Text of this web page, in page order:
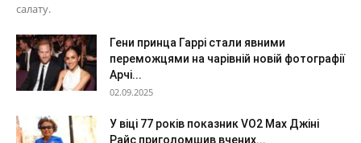
салату.
Гени принца Гаррі стали явними
переможцями на чарівній новій фотографії
Арчі...
02.09.2025
У віці 77 років показник VO2 Max Джіні
Райс приголомшив вчених...